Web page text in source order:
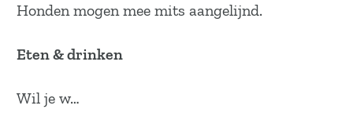
Honden mogen mee mits aangelijnd.
Eten & drinken
Wil je w…